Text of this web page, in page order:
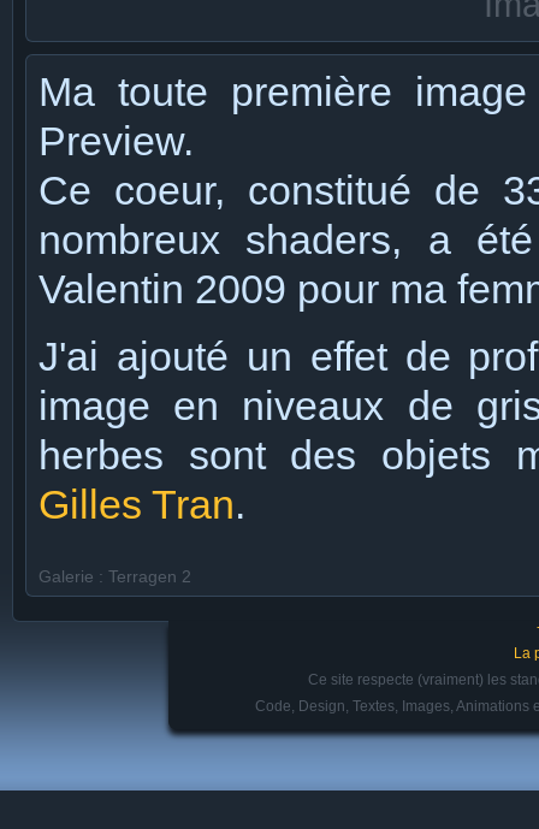
Ma toute première
Preview.
Ce coeur, constitué de
nombreux shaders, a
Valentin 2009 pour ma
J'ai ajouté un effet de
image en niveaux de
herbes sont des objets
Gilles Tran.
Galerie : Terragen 2
La
Ce site respecte (vraiment) les
Code, Design, Textes, Images,